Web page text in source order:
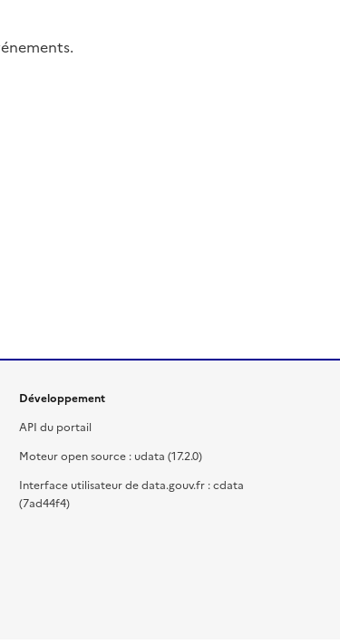
Développement
API du portail
Moteur open source : udata (17.2.0)
Interface utilisateur de data.gouv.fr : cdata
(7ad44f4)